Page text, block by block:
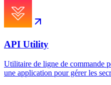
API Utility
Utilitaire de ligne de commande
une application pour gérer les